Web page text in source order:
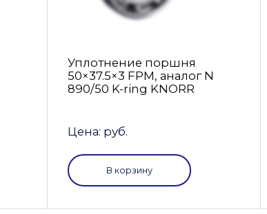
Уплотнение поршня
50×37.5×3 FРM, аналог N
890/50 K-ring KNORR
Цена: руб.
В корзину